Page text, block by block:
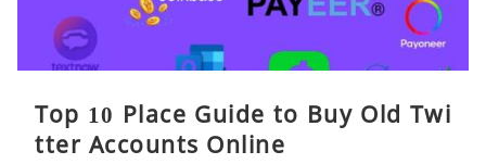
Top 10 Place Guide to Buy Old Twi
tter Accounts Online